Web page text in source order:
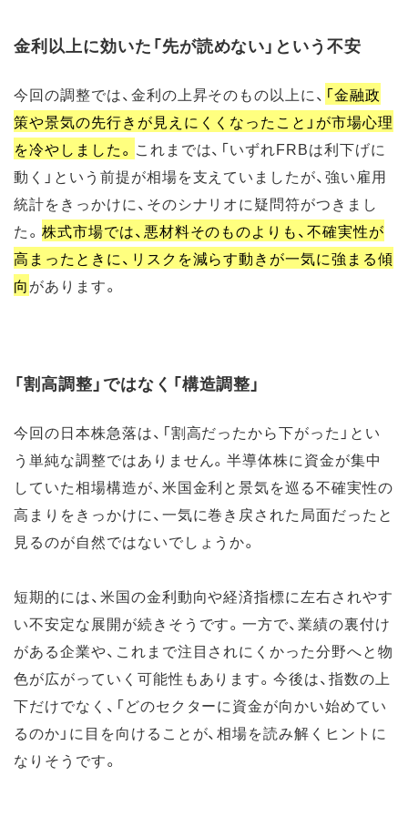
金利以上に効いた「先が読めない」という不安
今回の調整では、金利の上昇そのもの以上に、 「金融政
策や景気の先行きが見えにくくなったこと」が市場心理
を冷やしました。 これまでは、「いずれFRBは利下げに
動く」という前提が相場を支えていましたが、強い雇用
統計をきっかけに、そのシナリオに疑問符がつきまし
た。 株式市場では、悪材料そのものよりも、不確実性が
高まったときに、リスクを減らす動きが一気に強まる傾
向があります。
「割高調整」ではなく「構造調整」
今回の日本株急落は、「割高だったから下がった」とい
う単純な調整ではありません。半導体株に資金が集中
していた相場構造が、米国金利と景気を巡る不確実性の
高まりをきっかけに、一気に巻き戻された局面だったと
見るのが自然ではないでしょうか。
短期的には、米国の金利動向や経済指標に左右されやす
い不安定な展開が続きそうです。一方で、業績の裏付け
がある企業や、これまで注目されにくかった分野へと物
色が広がっていく可能性もあります。今後は、指数の上
下だけでなく、「どのセクターに資金が向かい始めてい
るのか」に目を向けることが、相場を読み解くヒントに
なりそうです。